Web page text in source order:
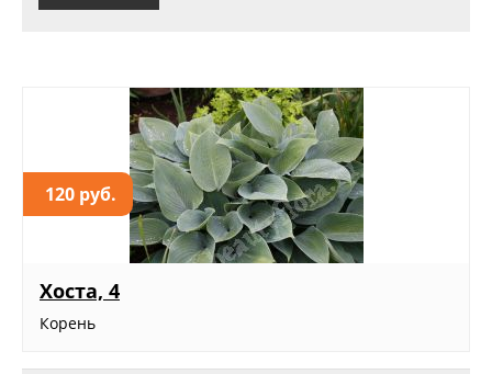
120 руб.
Хоста, 4
Корень